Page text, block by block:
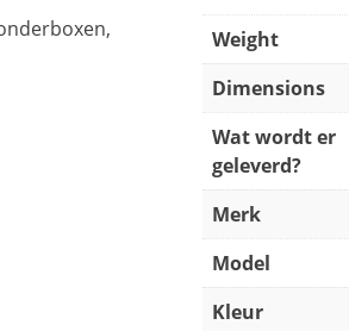
Weight
Dimensions
Wat wordt er
geleverd?
Merk
Model
Kleur